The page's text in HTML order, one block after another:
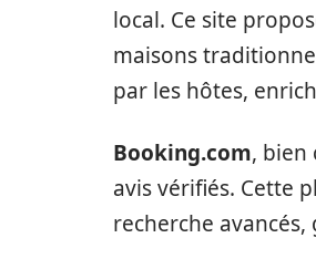
local. Ce site
maisons
par les hôtes,
Booking.com, bien
avis vérifiés. Cette
recherche